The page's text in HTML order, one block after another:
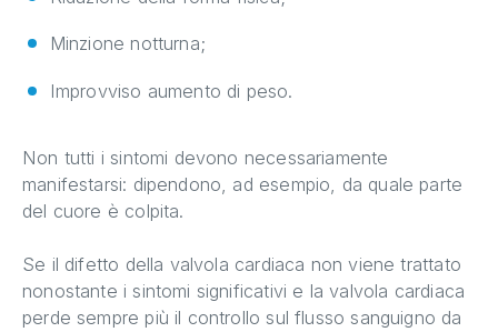
Minzione notturna;
Improvviso aumento di peso.
Non tutti i sintomi devono necessariamente
manifestarsi: dipendono, ad esempio, da quale parte
del cuore è colpita.
Se il difetto della valvola cardiaca non viene trattato
nonostante i sintomi significativi e la valvola cardiaca
perde sempre più il controllo sul flusso sanguigno da